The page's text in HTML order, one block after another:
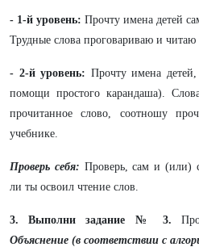
- 1-й уровень: Прочту имена детей
Трудные слова проговариваю и
- 2-й уровень: Прочту имена
помощи простого карандаша).
прочитанное слово, соотношу
учебнике.
Проверь себя: Проверь, сам и (или)
ли ты освоил чтение слов.
3. Выполни задание № 3.
Объяснение (в соответствии с